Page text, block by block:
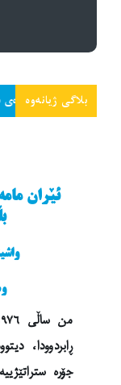
بلاگی ژیانەوە
سیاسەت:
ئێران
ڕابردوودا،
جۆرە